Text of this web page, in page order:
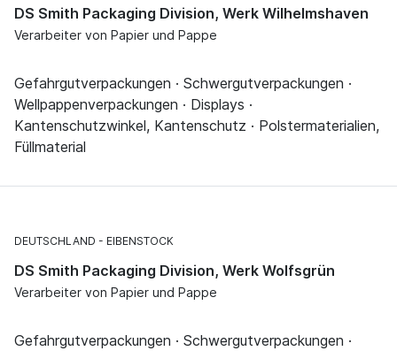
DS Smith Packaging Division, Werk Wilhelmshaven
Verarbeiter von Papier und Pappe
Gefahrgutverpackungen · Schwergutverpackungen ·
Wellpappenverpackungen · Displays ·
Kantenschutzwinkel, Kantenschutz · Polstermaterialien,
Füllmaterial
DEUTSCHLAND EIBENSTOCK
DS Smith Packaging Division, Werk Wolfsgrün
Verarbeiter von Papier und Pappe
Gefahrgutverpackungen · Schwergutverpackungen ·